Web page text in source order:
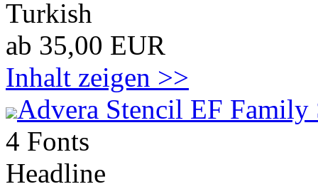
Turkish
ab 35,00 EUR
Inhalt zeigen >>
Advera Stencil EF Family
4 Fonts
Headline